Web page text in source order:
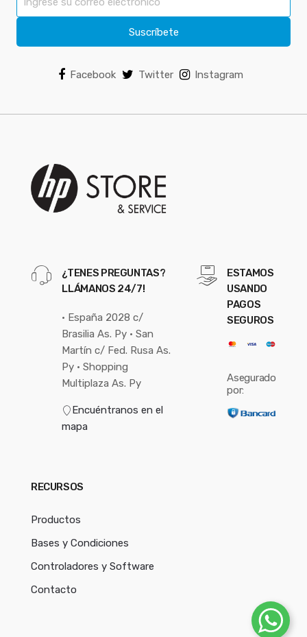
Suscríbete
Facebook Twitter Instagram
¿TENES PREGUNTAS?
LLÁMANOS 24/7!
• España 2028 c/
Brasilia As. Py • San
Martín c/ Fed. Rusa As.
Py • Shopping
Multiplaza As. Py
Encuéntranos en el
mapa
ESTAMOS
USANDO
PAGOS
SEGUROS
Asegurado
por:
RECURSOS
Productos
Bases y Condiciones
Controladores y Software
Contacto